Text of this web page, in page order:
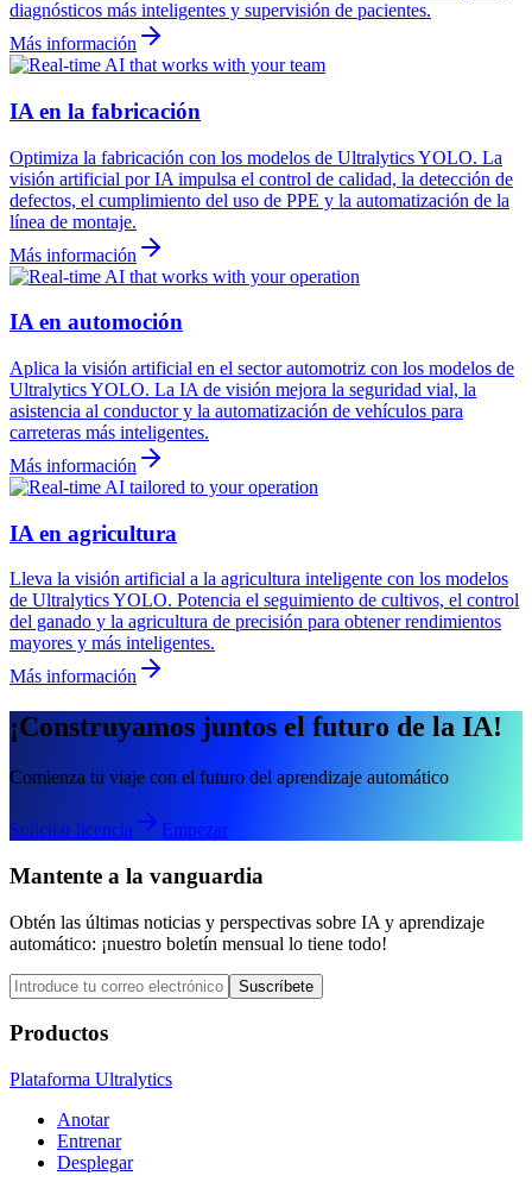
diagnósticos más inteligentes y supervisión de pacientes.
Más información
IA en la fabricación
Optimiza la fabricación con los modelos de Ultralytics YOLO. La
visión artificial por IA impulsa el control de calidad, la detección de
defectos, el cumplimiento del uso de PPE y la automatización de la
línea de montaje.
Más información
IA en automoción
Aplica la visión artificial en el sector automotriz con los modelos de
Ultralytics YOLO. La IA de visión mejora la seguridad vial, la
asistencia al conductor y la automatización de vehículos para
carreteras más inteligentes.
Más información
IA en agricultura
Lleva la visión artificial a la agricultura inteligente con los modelos
de Ultralytics YOLO. Potencia el seguimiento de cultivos, el control
del ganado y la agricultura de precisión para obtener rendimientos
mayores y más inteligentes.
Más información
¡Construyamos juntos el futuro de la IA!
Comienza tu viaje con el futuro del aprendizaje automático
Solicitar licencia Empezar
Mantente a la vanguardia
Obtén las últimas noticias y perspectivas sobre IA y aprendizaje
automático: ¡nuestro boletín mensual lo tiene todo!
Suscríbete
Productos
Plataforma Ultralytics
Anotar
Entrenar
Desplegar